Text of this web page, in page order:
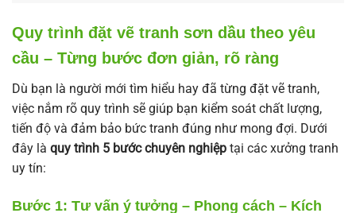
Quy trình đặt vẽ tranh sơn dầu theo yêu
cầu – Từng bước đơn giản, rõ ràng
Dù bạn là người mới tìm hiểu hay đã từng đặt vẽ tranh,
việc nắm rõ quy trình sẽ giúp bạn kiểm soát chất lượng,
tiến độ và đảm bảo bức tranh đúng như mong đợi. Dưới
đây là quy trình 5 bước chuyên nghiệp tại các xưởng tranh
uy tín:
Bước 1: Tư vấn ý tưởng – Phong cách – Kích